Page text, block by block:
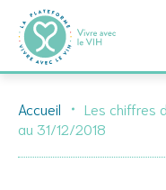
content
Accueil
Les chiffres
au 31/12/2018